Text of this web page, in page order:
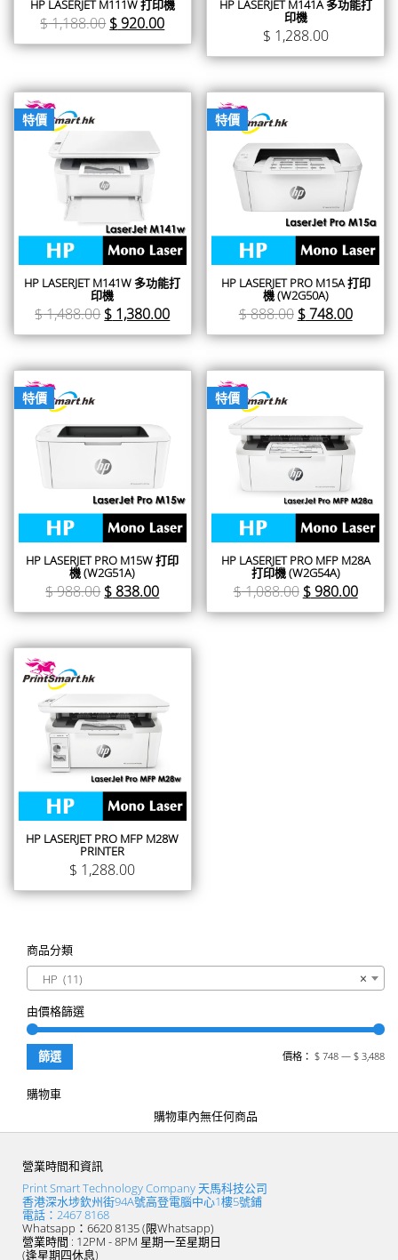
HP LASERJET M111W 打印機
$1,188.00 $920.00
HP LASERJET M141A 多功能打
印機
$ 1,288.00
特價
HP LASERJET M141W 多功能打
印機
$1,488.00 $ 1,380.00
特價
HP LASERJET PRO M15A 打印
機 (W2G50A)
$888.00 $748.00
特價
HP LASERJET PRO M15W 打印
機 (W2G51A)
$988.00 $ 838.00
特價
HP LASERJET PRO MFP M28A
打印機 (W2G54A)
$1,088.00 $980.00
HP LASERJET PRO MFP M28W
PRINTER
$ 1,288.00
商品分類
×
HP (11)
由價格篩選
篩選 價格： $ 748 — $ 3,488
購物車
購物車內無任何商品
營業時間和資訊
Print Smart Technology Company 天馬科技公司
香港深水埗欽州街94A號高登電腦中心1樓5號鋪
電話：2467 8168
Whatsapp：6620 8135 (限Whatsapp)
營業時間 : 12PM - 8PM 星期一至星期日
(逢星期四休息)